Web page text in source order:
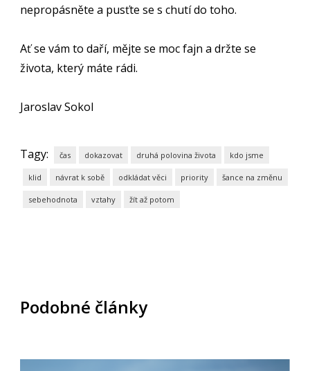
nepropásněte a pusťte se s chutí do toho.
Ať se vám to daří, mějte se moc fajn a držte se
života, který máte rádi.
Jaroslav Sokol
Tagy: čas dokazovat druhá polovina života kdo jsme
klid návrat k sobě odkládat věci priority šance na změnu
sebehodnota vztahy žít až potom
Podobné články